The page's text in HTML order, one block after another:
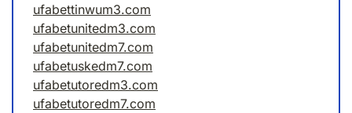
ufabettinwum3.com
ufabetunitedm3.com
ufabetunitedm7.com
ufabetuskedm7.com
ufabetutoredm3.com
ufabetutoredm7.com